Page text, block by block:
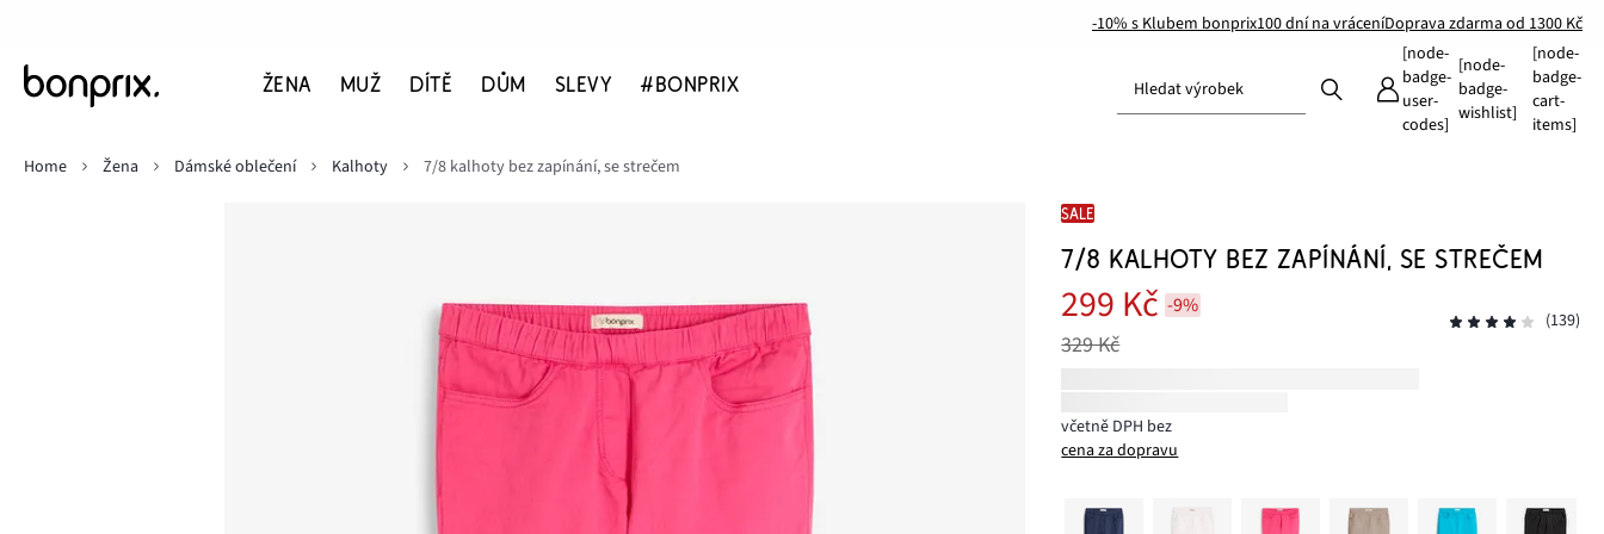
-10% s Klubem bonprix100 dní na vráceníDoprava zdarma od 1300 Kč
ŽENA MUŽ DÍTĚ DŮM SLEVY #BONPRIX Hledat výrobek
[node-
badge-
user-
codes]
[node-
badge-
wishlist]
[node-
badge-
cart-
items]
Home
Žena Dámské oblečení Kalhoty 7/8 kalhoty bez zapínání, se strečem
SALE
7/8 KALHOTY BEZ ZAPÍNÁNÍ, SE STREČEM
299 Kč -9%
329 Kč
(139)
včetně DPH bez
cena za dopravu